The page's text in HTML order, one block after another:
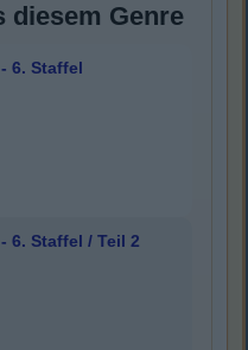
diesem Genre
6. Staffel
6. Staffel / Teil 2